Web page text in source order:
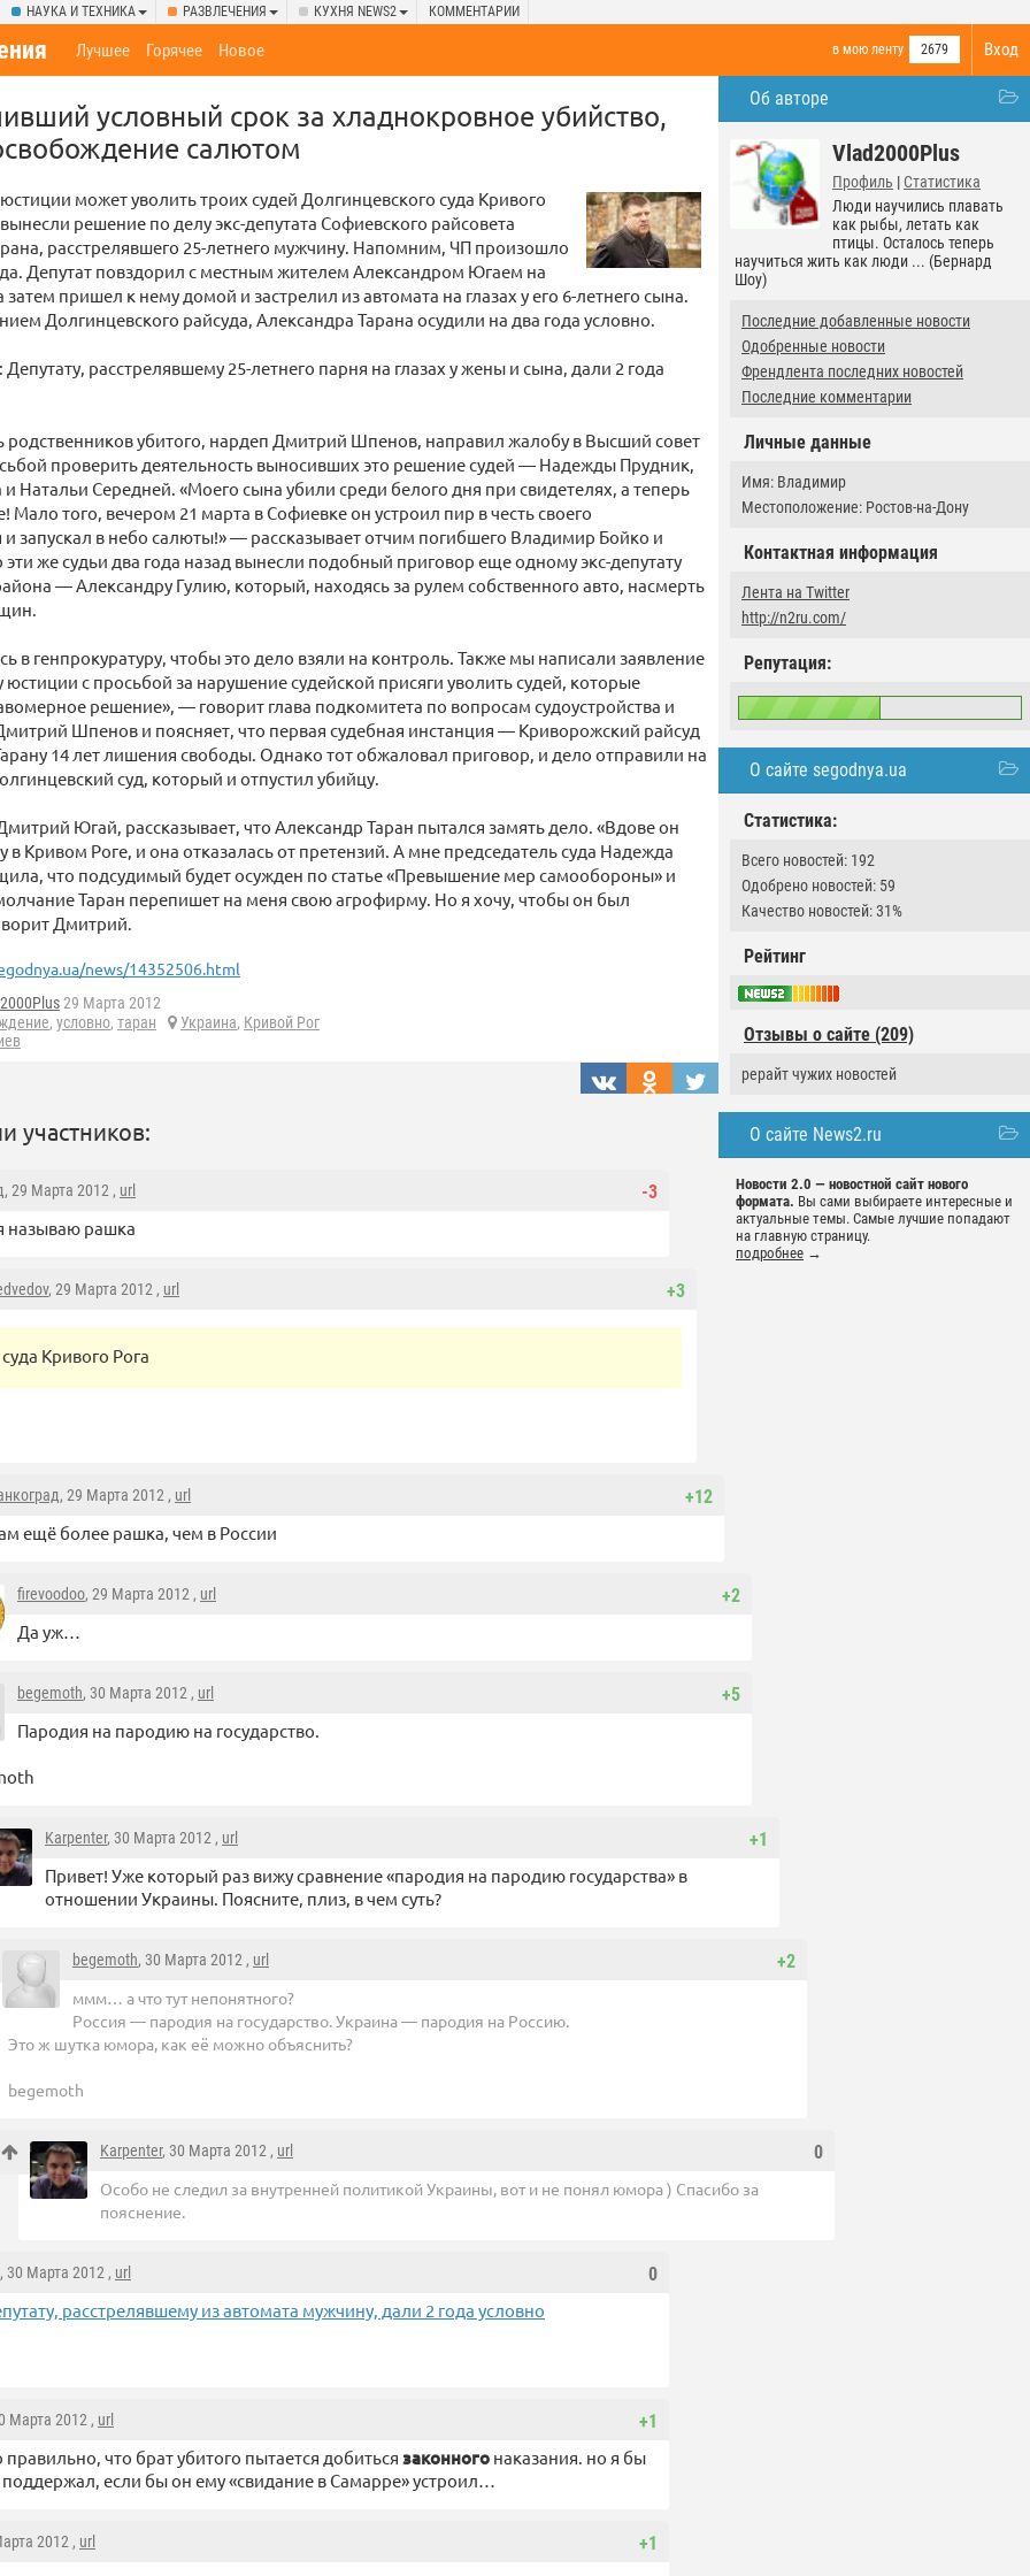
НАУКА И ТЕХНИКА РАЗВЛЕЧЕНИЯ КУХНЯ NEWS2 КОММЕНТАРИИ
Вход
в мою ленту 2679
Лучшее Горячее Новое
Об авторе
Vlad2000Plus
Профиль | Статистика
Люди научились плавать
как рыбы, летать как
птицы. Осталось теперь
научиться жить как люди ... (Бернард
Шоу)
Последние добавленные новости
Одобренные новости
Френдлента последних новостей
Последние комментарии
Личные данные
Имя: Владимир
Местоположение: Ростов-на-Дону
Контактная информация
Лента на Twitter
http://n2ru.com/
Репутация:
О сайте segodnya.ua
Статистика:
Всего новостей: 192
Одобрено новостей: 59
Качество новостей: 31%
Рейтинг
Отзывы о сайте (209)
рерайт чужих новостей
О сайте News2.ru
Новости 2.0 — новостной сайт нового
формата. Вы сами выбираете интересные и
актуальные темы. Самые лучшие попадают
на главную страницу.
подробнее →
условный срок за хладнокровное убийство,
салютом
может уволить троих судей Долгинцевского суда Кривого
решение по делу экс-депутата Софиевского райсовета
расстрелявшего 25-летнего мужчину. Напомним, ЧП произошло
Депутат повздорил с местным жителем Александром Югаем на
затем пришел к нему домой и застрелил из автомата на глазах у его 6-летнего сына.
Долгинцевского райсуда, Александра Тарана осудили на два года условно.
Депутату, расстрелявшему 25-летнего парня на глазах у жены и сына, дали 2 года
родственников убитого, нардеп Дмитрий Шпенов, направил жалобу в Высший совет
проверить деятельность выносивших это решение судей — Надежды Прудник,
Натальи Середней. «Моего сына убили среди белого дня при свидетелях, а теперь
Мало того, вечером 21 марта в Софиевке он устроил пир в честь своего
запускал в небо салюты!» — рассказывает отчим погибшего Владимир Бойко и
эти же судьи два года назад вынесли подобный приговор еще одному экс-депутату
— Александру Гулию, который, находясь за рулем собственного авто, насмерть
в генпрокуратуру, чтобы это дело взяли на контроль. Также мы написали заявление
с просьбой за нарушение судейской присяги уволить судей, которые
решение», — говорит глава подкомитета по вопросам судоустройства и
Шпенов и поясняет, что первая судебная инстанция — Криворожский райсуд
14 лет лишения свободы. Однако тот обжаловал приговор, и дело отправили на
суд, который и отпустил убийцу.
Югай, рассказывает, что Александр Таран пытался замять дело. «Вдове он
в Кривом Роге, и она отказалась от претензий. А мне председатель суда Надежда
что подсудимый будет осужден по статье «Превышение мер самообороны» и
Таран перепишет на меня свою агрофирму. Но я хочу, чтобы он был
Дмитрий.
news/14352506.html
29 Марта 2012
, условно, таран Украина, Кривой Рог
участников:
-3
, 29 Марта 2012 , url
называю рашка
+3
, 29 Марта 2012 , url
суда Кривого Рога
+12
, 29 Марта 2012 , url
ещё более рашка, чем в России
+2
firevoodoo, 29 Марта 2012 , url
Да уж…
+5
begemoth, 30 Марта 2012 , url
Пародия на пародию на государство.
+1
Karpenter, 30 Марта 2012 , url
Привет! Уже который раз вижу сравнение «пародия на пародию государства» в
отношении Украины. Поясните, плиз, в чем суть?
+2
begemoth, 30 Марта 2012 , url
ммм… а что тут непонятного?
Россия — пародия на государство. Украина — пародия на Россию.
Это ж шутка юмора, как её можно объяснить?
begemoth
0
Karpenter, 30 Марта 2012 , url
Особо не следил за внутренней политикой Украины, вот и не понял юмора ) Спасибо за
пояснение.
0
, 30 Марта 2012 , url
расстрелявшему из автомата мужчину, дали 2 года условно
+1
Марта 2012 , url
что брат убитого пытается добиться законного наказания. но я бы
если бы он ему «свидание в Самарре» устроил…
+1
2012 , url